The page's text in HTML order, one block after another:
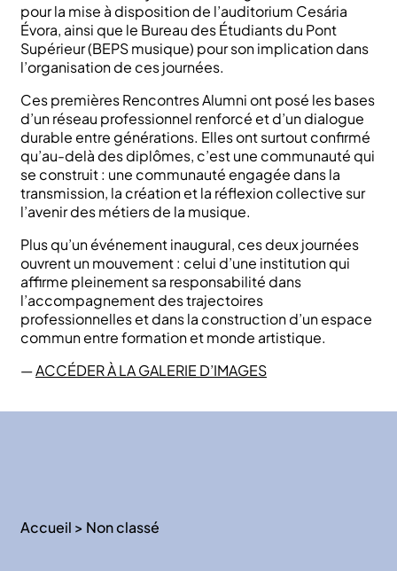
pour la mise à disposition de l’auditorium Cesária
Évora, ainsi que le Bureau des Étudiants du Pont
Supérieur (BEPS musique) pour son implication dans
l’organisation de ces journées.
Ces premières Rencontres Alumni ont posé les bases
d’un réseau professionnel renforcé et d’un dialogue
durable entre générations. Elles ont surtout confirmé
qu’au-delà des diplômes, c’est une communauté qui
se construit : une communauté engagée dans la
transmission, la création et la réflexion collective sur
l’avenir des métiers de la musique.
Plus qu’un événement inaugural, ces deux journées
ouvrent un mouvement : celui d’une institution qui
affirme pleinement sa responsabilité dans
l’accompagnement des trajectoires
professionnelles et dans la construction d’un espace
commun entre formation et monde artistique.
—ACCÉDER À LA GALERIE D’IMAGES
Accueil > Non classé